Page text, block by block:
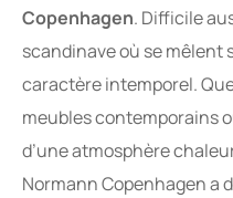
Copenhagen. Difficile
scandinave où se
caractère intemporel.
meubles contemporains
d’une atmosphère
Normann Copenhagen a